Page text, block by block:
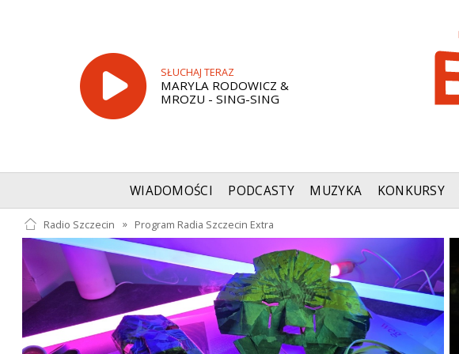
SŁUCHAJ TERAZ
MARYLA RODOWICZ &
MROZU - SING-SING
WIADOMOŚCI PODCASTY MUZYKA KONKURSY
Radio Szczecin » Program Radia Szczecin Extra